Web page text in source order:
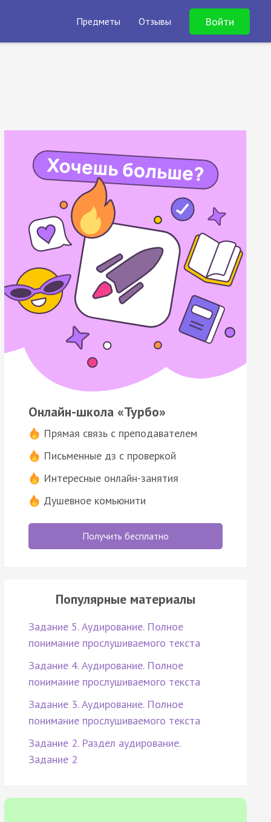
Предметы Отзывы Войти
Онлайн-школа «Турбо»
Прямая связь с преподавателем
Письменные дз с проверкой
Интересные онлайн-занятия
Душевное комьюнити
Получить бесплатно
Популярные материалы
Задание 5. Аудирование. Полное
понимание прослушиваемого текста
Задание 4. Аудирование. Полное
понимание прослушиваемого текста
Задание 3. Аудирование. Полное
понимание прослушиваемого текста
Задание 2. Раздел аудирование.
Задание 2